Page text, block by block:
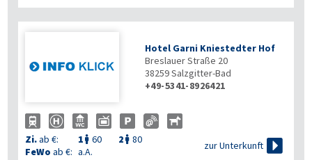
Hotel Garni Kniestedter Hof
Breslauer Straße 20
38259Salzgitter-Bad
+49-5341-8926421
Zi.ab €: 1  60 2  80
FeWo ab €: a.A.
zur Unterkunft 